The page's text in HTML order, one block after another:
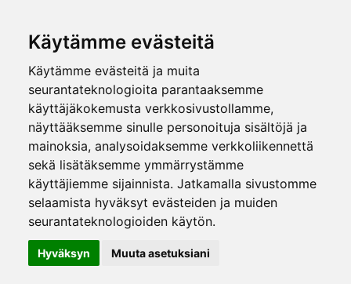
Käytämme evästeitä
Käytämme evästeitä ja muita
seurantateknologioita parantaaksemme
käyttäjäkokemusta verkkosivustollamme,
näyttääksemme sinulle personoituja sisältöjä ja
mainoksia, analysoidaksemme verkkoliikennettä
sekä lisätäksemme ymmärrystämme
käyttäjiemme sijainnista. Jatkamalla sivustomme
selaamista hyväksyt evästeiden ja muiden
seurantateknologioiden käytön.
Hyväksyn Muuta asetuksiani